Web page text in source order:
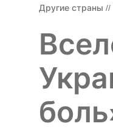
Другие страны //